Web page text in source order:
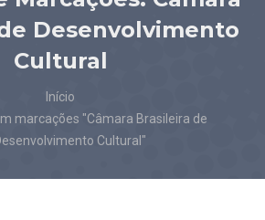
Desenvolvimento
Cultural
Início
marcações "Câmara Brasileira de
Cultural"